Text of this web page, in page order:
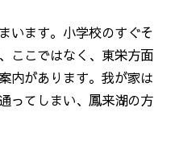
います。小学校のすぐそ
ここではなく、東栄方面
内があります。我が家は
ってしまい、鳳来湖の方